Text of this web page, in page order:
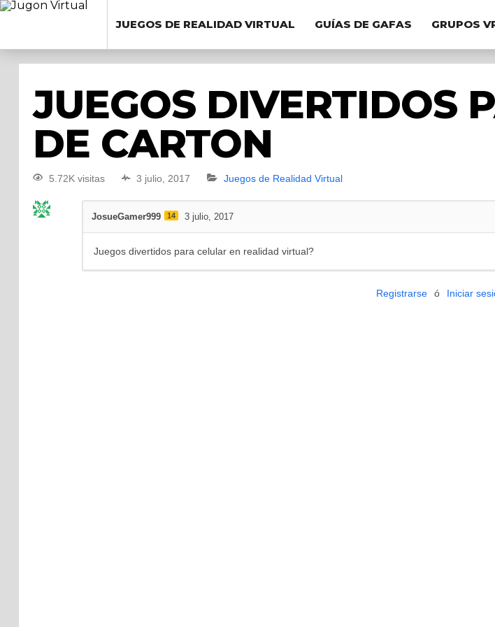
JUEGOS DE REALIDAD VIRTUAL GUÍAS DE GAFAS GRUPOS
JUEGOS DIVERTIDOS
DE CARTON
5.72K visitas 3 julio, 2017 Juegos de Realidad Virtual
JosueGamer999 14 3 julio, 2017
Juegos divertidos para celular en realidad virtual?
Registrarse ó Iniciar